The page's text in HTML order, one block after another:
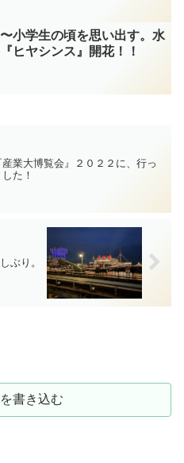
小学生の頃を思い出す。水
ヒヤシンス』開花！！
業大博覧会』２０２２に、行っ
た！
ぶり。
書き込む